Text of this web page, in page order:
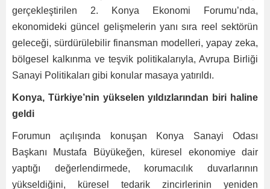
gerçekleştirilen 2. Konya Ekonomi Forumu’nda,
ekonomideki güncel gelişmelerin yanı sıra reel sektörün
geleceği, sürdürülebilir finansman modelleri, yapay zeka,
bölgesel kalkınma ve teşvik politikalarıyla, Avrupa Birliği
Sanayi Politikaları gibi konular masaya yatırıldı.
Konya, Türkiye’nin yükselen yıldızlarından biri haline
geldi
Forumun açılışında konuşan Konya Sanayi Odası
Başkanı Mustafa Büyükeğen, küresel ekonomiye dair
yaptığı değerlendirmede, korumacılık duvarlarının
yükseldiğini, küresel tedarik zincirlerinin yeniden